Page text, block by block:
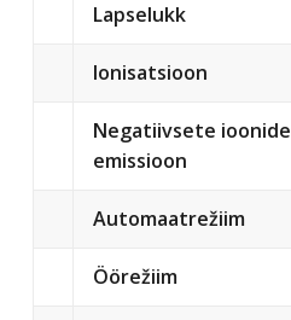
Lapselukk
Ionisatsioon
Negatiivsete ioonide
emissioon
Automaatrežiim
Öörežiim